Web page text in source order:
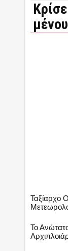
Ταξίαρχο
Το